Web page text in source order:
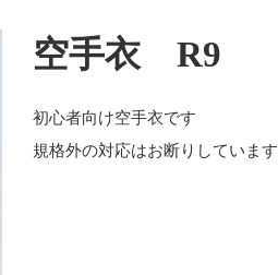
空手衣 R9
初心者向け空手衣です
規格外の対応はお断りしています